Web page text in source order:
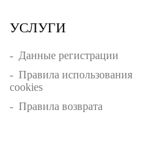
УСЛУГИ
- Данные регистрации
- Правила использования
cookies
- Правила возврата